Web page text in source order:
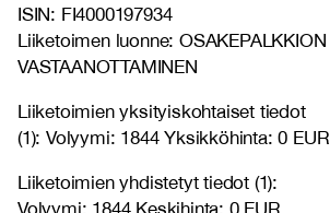
ISIN: FI4000197934
Liiketoimen luonne: OSAKEPALKKION
VASTAANOTTAMINEN
Liiketoimien yksityiskohtaiset tiedot
(1): Volyymi: 1844 Yksikköhinta: 0 EUR
Liiketoimien yhdistetyt tiedot (1):
Volyymi: 1844 Keskihinta: 0 EUR